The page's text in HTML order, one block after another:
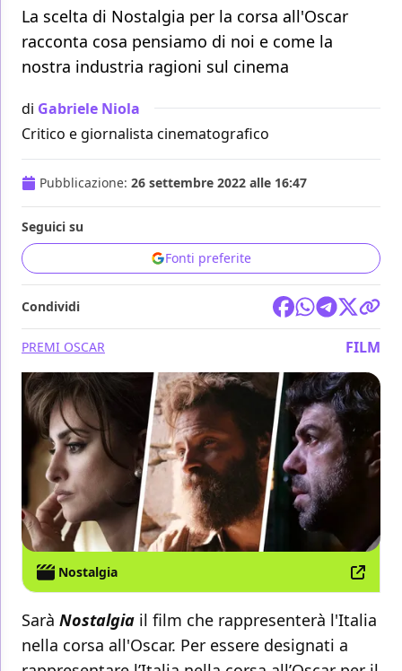
La scelta di Nostalgia per la corsa all'Oscar
racconta cosa pensiamo di noi e come la
nostra industria ragioni sul cinema
di Gabriele Niola
Critico e giornalista cinematografico
Pubblicazione: 26 settembre 2022 alle 16:47
Seguici su
Fonti preferite
Condividi
PREMI OSCAR FILM
Nostalgia
Sarà Nostalgia il film che rappresenterà l'Italia
nella corsa all'Oscar. Per essere designati a